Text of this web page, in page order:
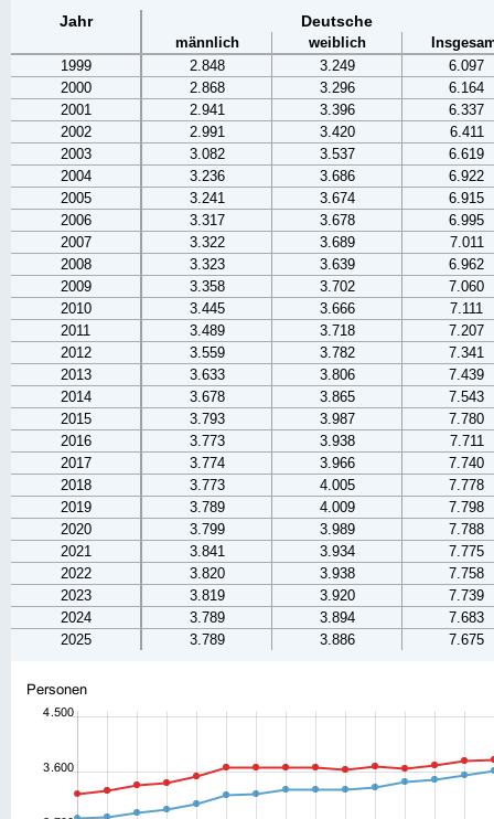
Jahr Deutsche
männlich weiblich
1999
2.848 3.249
6.097
2000
2.868 3.296
6.164
2001
2.941 3.396
6.337
2002
2.991 3.420
6.411
2003
3.082 3.537
6.619
2004
3.236 3.686
6.922
2005
3.241 3.674
6.915
2006
3.317 3.678
6.995
2007
3.322 3.689
7.011
2008
3.323 3.639
6.962
2009
3.358 3.702
7.060
2010
3.445 3.666
7.111
2011
3.489 3.718
7.207
2012
3.559 3.782
7.341
2013
3.633 3.806
7.439
2014
3.678 3.865
7.543
2015
3.793 3.987
7.780
2016
3.773 3.938
7.711
2017
3.774 3.966
7.740
2018
3.773 4.005
7.778
2019
3.789 4.009
7.798
2020
3.799 3.989
7.788
2021
3.841 3.934
7.775
2022
3.820 3.938
7.758
2023
3.819 3.920
7.739
2024
3.789 3.894
7.683
2025
3.789 3.886 7.675